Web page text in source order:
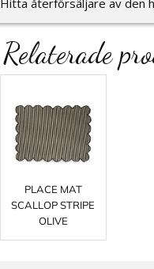
Relaterade
PLACE MAT
SCALLOP STRIPE
OLIVE